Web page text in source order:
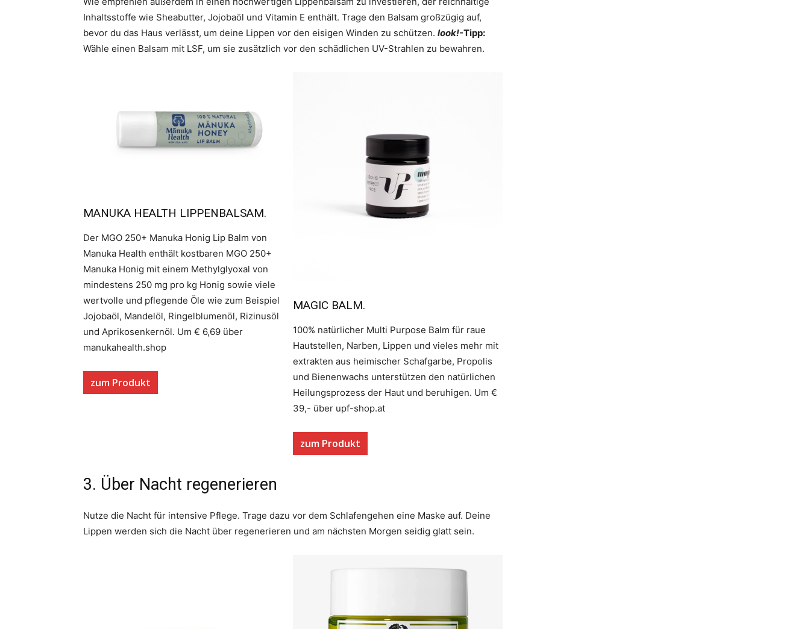
Inhaltsstoffe wie Sheabutter, Jojobaöl und Vitamin E enthält. Trage den Balsam großzügig auf,
bevor du das Haus verlässt, um deine Lippen vor den eisigen Winden zu schützen. look!-Tipp:
Wähle einen Balsam mit LSF, um sie zusätzlich vor den schädlichen UV-Strahlen zu bewahren.
MANUKA HEALTH LIPPENBALSAM.
Der MGO 250+ Manuka Honig Lip Balm von
Manuka Health enthält kostbaren MGO 250+
Manuka Honig mit einem Methylglyoxal von
mindestens 250 mg pro kg Honig sowie viele
wertvolle und pflegende Öle wie zum Beispiel
Jojobaöl, Mandelöl, Ringelblumenöl, Rizinusöl
und Aprikosenkernöl. Um € 6,69 über
manukahealth.shop
zum Produkt
MAGIC BALM.
100% natürlicher Multi Purpose Balm für raue
Hautstellen, Narben, Lippen und vieles mehr mit
extrakten aus heimischer Schafgarbe, Propolis
und Bienenwachs unterstützen den natürlichen
Heilungsprozess der Haut und beruhigen. Um €
39,- über upf-shop.at
zum Produkt
3. Über Nacht regenerieren
Nutze die Nacht für intensive Pflege. Trage dazu vor dem Schlafengehen eine Maske auf. Deine
Lippen werden sich die Nacht über regenerieren und am nächsten Morgen seidig glatt sein.